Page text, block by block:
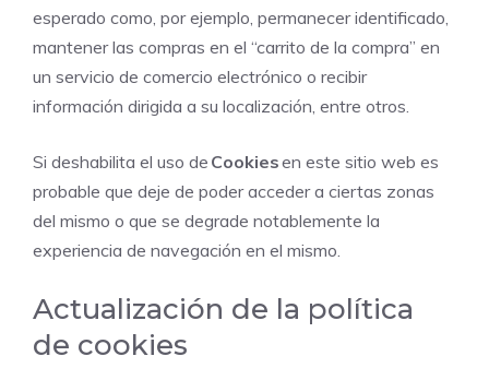
esperado como, por ejemplo, permanecer identificado,
mantener las compras en el “carrito de la compra” en
un servicio de comercio electrónico o recibir
información dirigida a su localización, entre otros.
Si deshabilita el uso de Cookiesen este sitio web es
probable que deje de poder acceder a ciertas zonas
del mismo o que se degrade notablemente la
experiencia de navegación en el mismo.
Actualización de la política
de cookies